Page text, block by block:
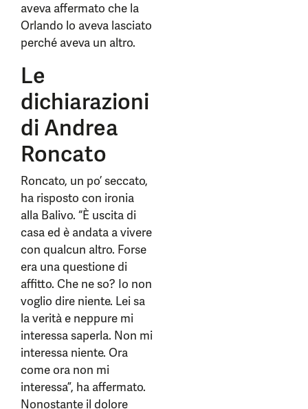
aveva affermato che la
Orlando lo aveva lasciato
perché aveva un altro.
Le
dichiarazioni
di Andrea
Roncato
Roncato, un po’ seccato,
ha risposto con ironia
alla Balivo. “È uscita di
casa ed è andata a vivere
con qualcun altro. Forse
era una questione di
affitto. Che ne so? Io non
voglio dire niente. Lei sa
la verità e neppure mi
interessa saperla. Non mi
interessa niente. Ora
come ora non mi
interessa”, ha affermato.
Nonostante il dolore